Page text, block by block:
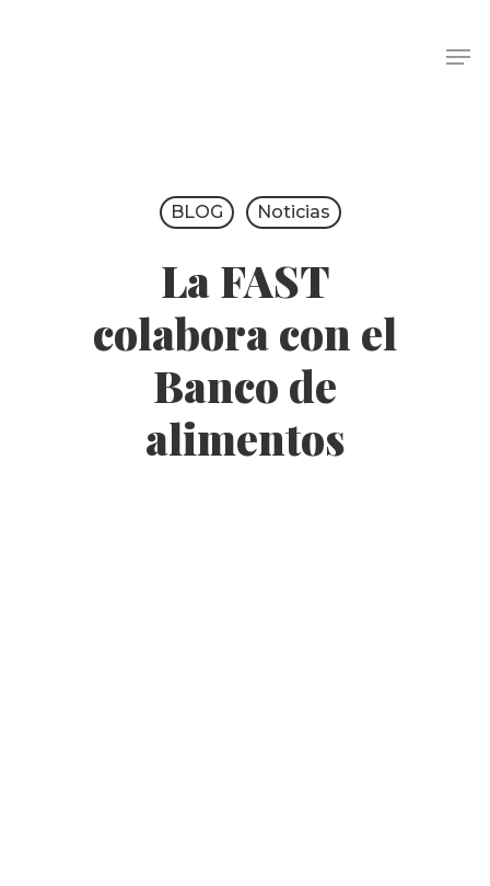
BLOG Noticias
La FAST
colabora con el
Banco de
alimentos